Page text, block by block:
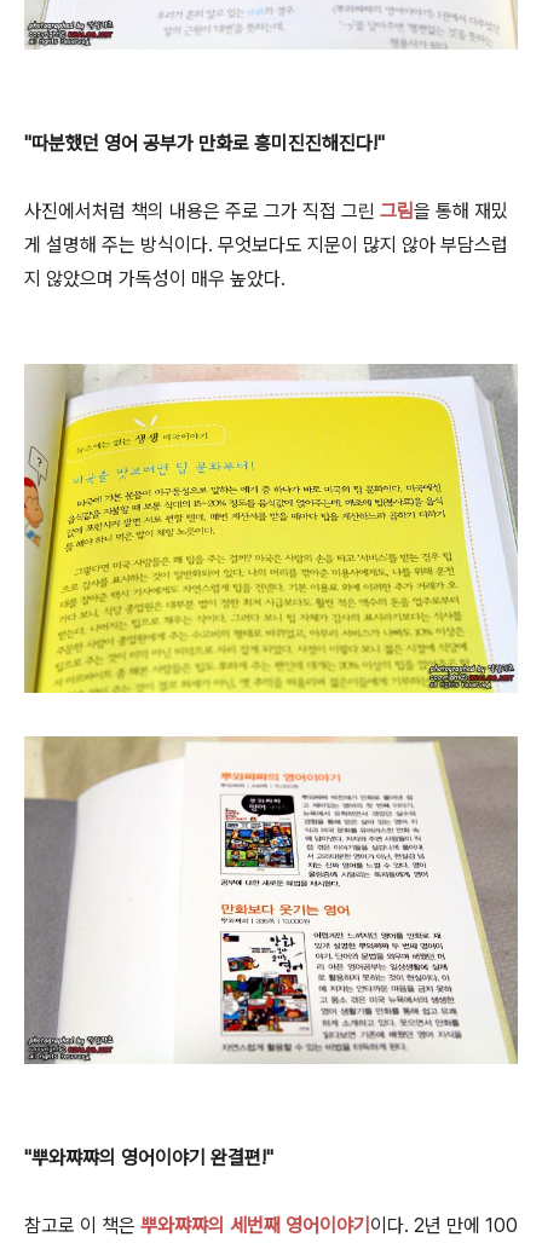
"따분했던 영어 공부가 만화로 흥미진진해진다!"
사진에서처럼 책의 내용은 주로 그가 직접 그린 그림을 통해 재밌
게 설명해 주는 방식이다. 무엇보다도 지문이 많지 않아 부담스럽
지 않았으며 가독성이 매우 높았다.
"뿌와쨔쨔의 영어이야기 완결편!"
참고로 이 책은 뿌와쨔쨔의 세번째 영어이야기 이다. 2년 만에 100